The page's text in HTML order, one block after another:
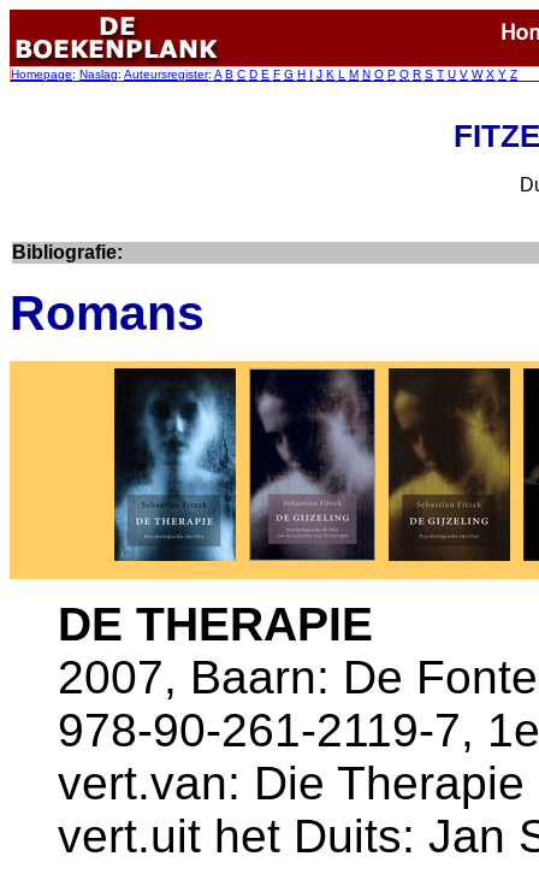
Homepage: Naslag: Auteursregister: A B C D E F G H I J K L M N O P Q R S T U V W X Y Z
Bibliografie:
Romans
DE THERAPIE
2007, Baarn: De
978-90-261-2119-7,
vert.van: Die Therapie
vert.uit het Duits: Jan